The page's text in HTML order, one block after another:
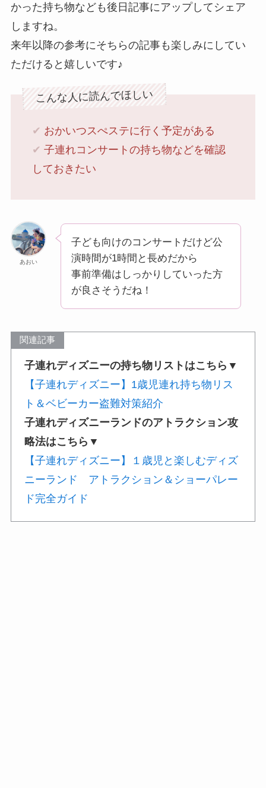
かった持ち物なども後日記事にアップしてシェア
しますね。
来年以降の参考にそちらの記事も楽しみにしてい
ただけると嬉しいです♪
こんな人に読んでほしい
✔︎ おかいつスぺステに行く予定がある
✔︎ 子連れコンサートの持ち物などを確認
しておきたい
あおい
子ども向けのコンサートだけど公
演時間が1時間と長めだから
事前準備はしっかりしていった方
が良さそうだね！
関連記事
子連れディズニーの持ち物リストはこちら▼
【子連れディズニー】1歳児連れ持ち物リス
ト＆ベビーカー盗難対策紹介
子連れディズニーランドのアトラクション攻
略法はこちら▼
【子連れディズニー】１歳児と楽しむディズ
ニーランド アトラクション＆ショーパレー
ド完全ガイド